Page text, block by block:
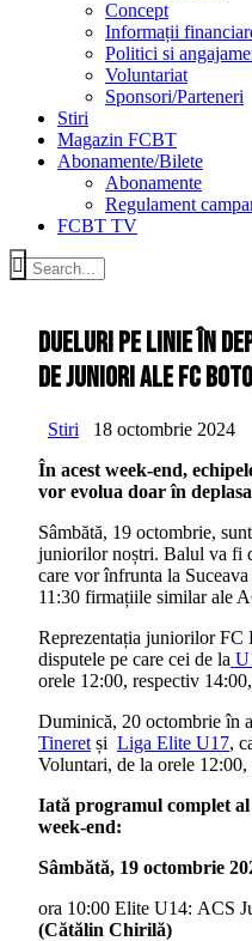
Concept
Informații
Politici si
Voluntariat
Sponsori/Parteneri
Stiri
Magazin FCBT
Abonamente/Bilete
Abonamente
Regulament
FCBT TV
Dueluri pe linie în
de juniori ale FC
Stiri
18 octombrie 2024
În acest week-end,
vor evolua doar în
Sâmbătă, 19 octombrie,
juniorilor noștri. Balul va fi
care vor înfrunta la
11:30 firmațiile similar ale
Reprezentația juniorilor FC
disputele pe care cei de la
orele 12:00, respectiv
Duminică, 20 octombrie în
Tineret și Liga Elite U17,
Voluntari, de la orele 12:00,
Iată programul complet
week-end:
Sâmbătă, 19 octombrie
ora 10:00 Elite U14: ACS
(Cătălin Chirilă)